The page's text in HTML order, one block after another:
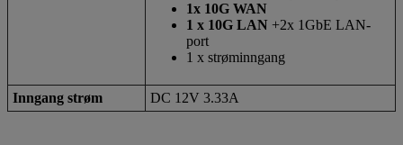
1x 10G WAN
1 x 10G LAN +2x 1GbE LAN-
port
1 x strøminngang
Inngang strøm DC 12V 3.33A